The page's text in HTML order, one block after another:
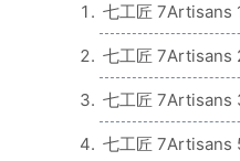
七工匠 7Artisans
七工匠 7Artisans
七工匠 7Artisans
七工匠 7Artisans